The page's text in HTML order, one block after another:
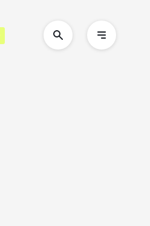
検
索
メ
ニ